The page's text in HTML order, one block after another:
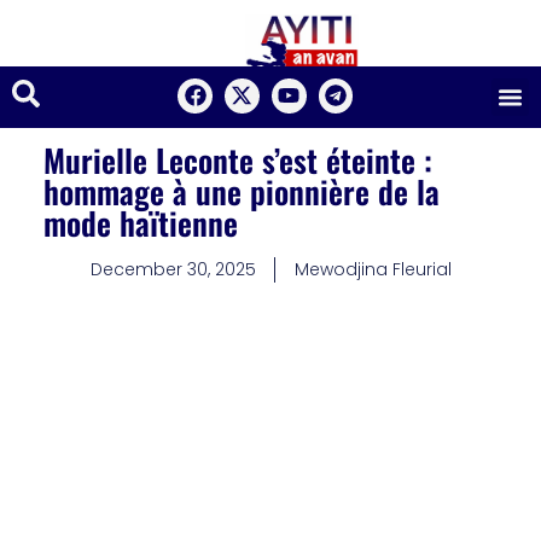
Murielle Leconte s’est éteinte :
hommage à une pionnière de la
mode haïtienne
December 30, 2025 Mewodjina Fleurial